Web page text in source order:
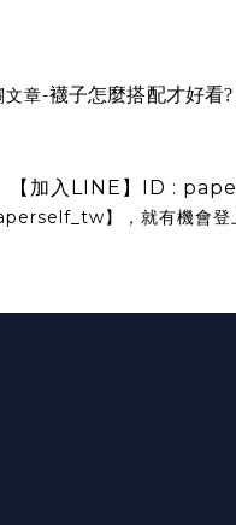
文章-襪子怎麼搭配才好看
【加入LINE】ID :
】，就有機會